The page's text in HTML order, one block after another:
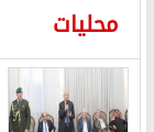
محليات